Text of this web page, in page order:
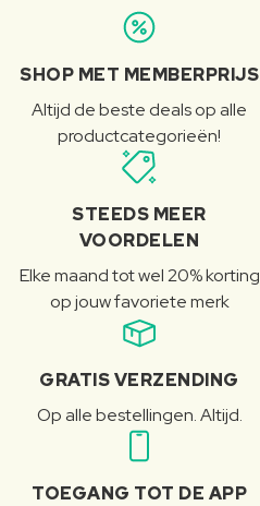
SHOP MET MEMBERPRIJS
Altijd de beste deals op alle
productcategorieën!
STEEDS MEER
VOORDELEN
Elke maand tot wel 20% korting
op jouw favoriete merk
GRATIS VERZENDING
Op alle bestellingen. Altijd.
TOEGANG TOT DE APP